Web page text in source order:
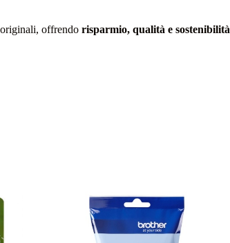
offrendo risparmio, qualità e sostenibilità